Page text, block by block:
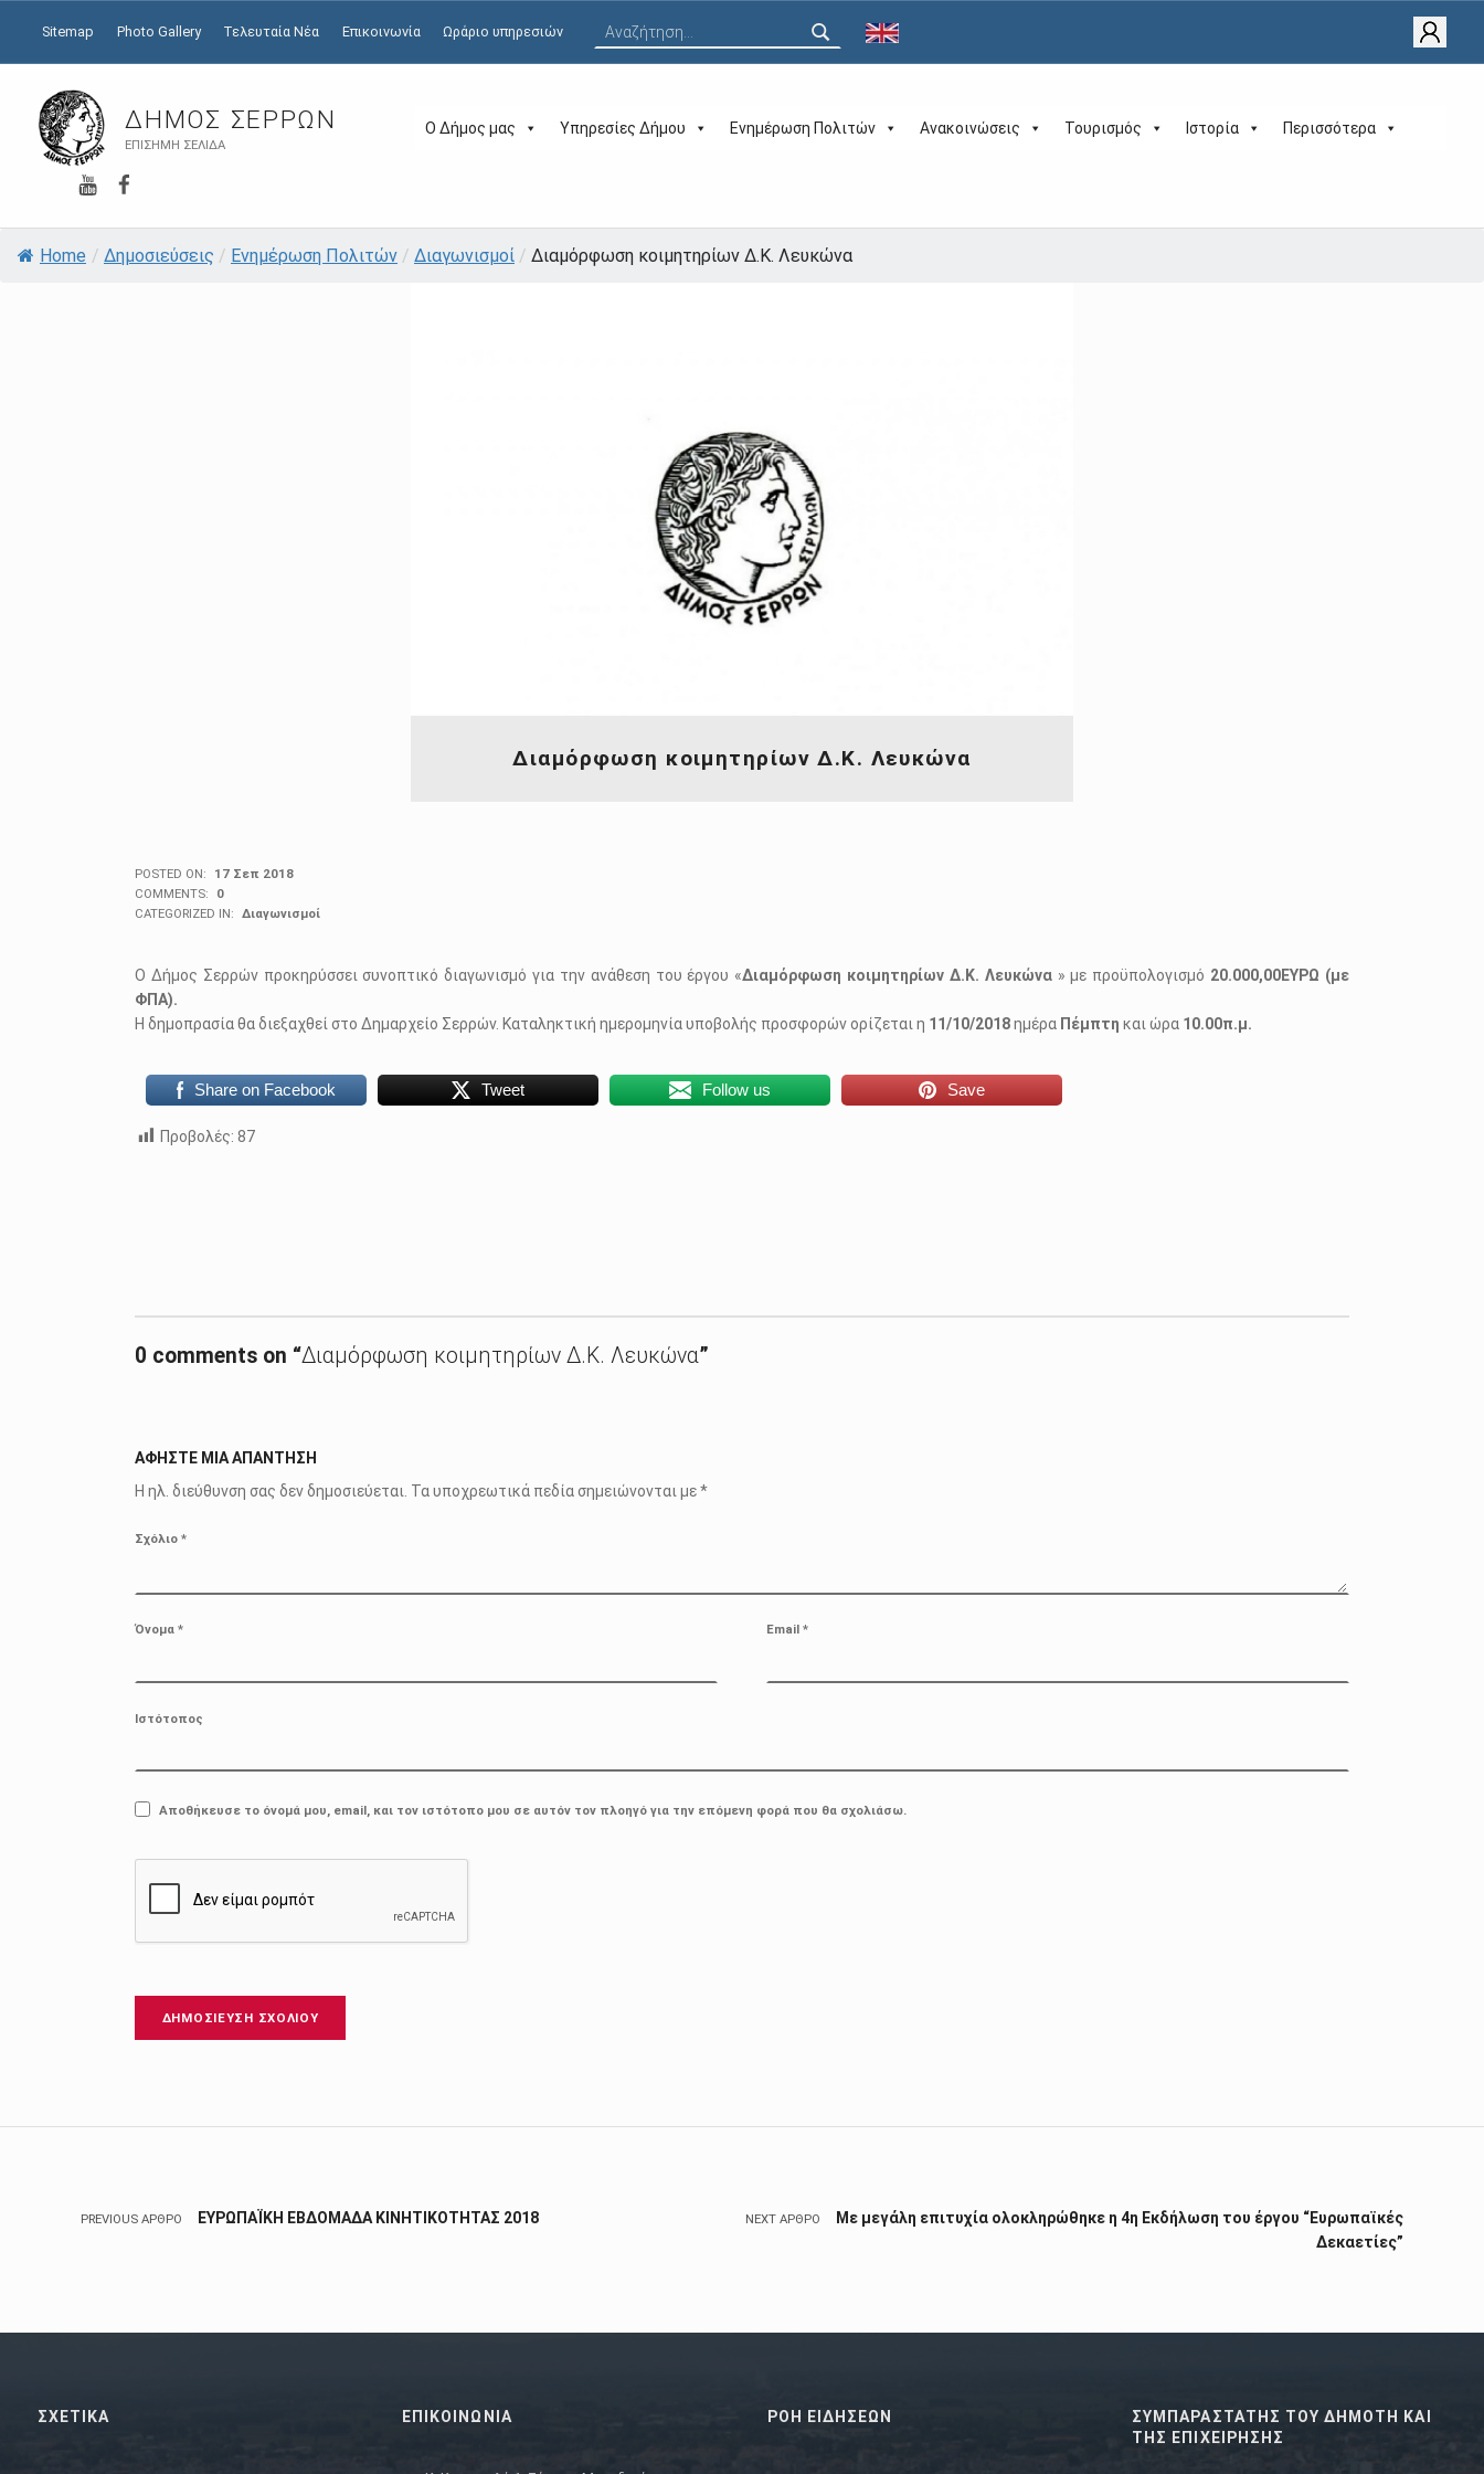
ΔΉΜΟΣ ΣΕΡΡΏΝ
ΕΠΊΣΗΜΗ ΣΕΛΊΔΑ
Ο Δήμος μας Υπηρεσίες Δήμου Ενημέρωση Πολιτών Ανακοινώσεις Τουρισμός Ιστορία Περισσότερα
YouTube
Sitemap Photo Gallery Τελευταία Νέα Επικοινωνία Ωράριο υπηρεσιών
Home / Δημοσιεύσεις / Ενημέρωση Πολιτών / Διαγωνισμοί / Διαμόρφωση κοιμητηρίων Δ.Κ. Λευκώνα
Διαμόρφωση κοιμητηρίων Δ.Κ. Λευκώνα
POSTED ON:
17 Σεπ 2018
COMMENTS:
0
CATEGORIZED IN: Διαγωνισμοί
Ο Δήμος Σερρών προκηρύσσει συνοπτικό διαγωνισμό για την ανάθεση του έργου «Διαμόρφωση κοιμητηρίων Δ.Κ. Λευκώνα» με προϋπολογισμό 20.000,00ΕΥΡΩ (με
ΦΠΑ).
H δημοπρασία θα διεξαχθεί στο Δημαρχείο Σερρών. Καταληκτική ημερομηνία υποβολής προσφορών ορίζεται η 11/10/2018ημέρα Πέμπτη και ώρα 10.00π.μ.
Share on Facebook Tweet Follow us Save
Προβολές: 87
0 comments on “Διαμόρφωση κοιμητηρίων Δ.Κ. Λευκώνα”
ΑΦΉΣΤΕ ΜΙΑ ΑΠΆΝΤΗΣΗ
Η ηλ. διεύθυνση σας δεν δημοσιεύεται. Τα υποχρεωτικά πεδία σημειώνονται με*
Σχόλιο *
Όνομα * Email *
Ιστότοπος
Αποθήκευσε το όνομά μου, email, και τον ιστότοπο μου σε αυτόν τον πλοηγό για την επόμενη φορά που θα σχολιάσω.
Πλοήγηση άρθρων
PREVIOUS ΆΡΘΡΟ ΕΥΡΩΠΑΪΚΗ ΕΒΔΟΜΑΔΑ ΚΙΝΗΤΙΚΟΤΗΤΑΣ 2018 NEXT ΆΡΘΡΟ
Με μεγάλη επιτυχία ολοκληρώθηκε η 4η Εκδήλωση του έργου “Ευρωπαϊκές
Δεκαετίες”
ΣΧΕΤΙΚΑ ΕΠΙΚΟΙΝΩΝΙΑ ΡΟΗ ΕΙΔΗΣΕΩΝ
ΣΥΜΠΑΡΑΣΤΑΤΗΣ ΤΟΥ ΔΗΜΟΤΗ ΚΑΙ
ΤΗΣ ΕΠΙΧΕΙΡΗΣΗΣ